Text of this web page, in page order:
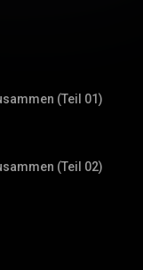
(Teil 01)
(Teil 02)